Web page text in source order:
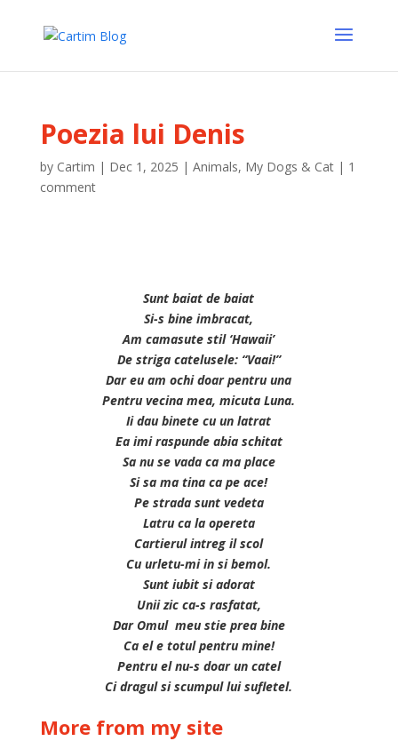
Poezia lui Denis
by Cartim | Dec 1, 2025 | Animals, My Dogs & Cat| 1
comment
Sunt baiat de baiat
Si-s bine imbracat,
Am camasute stil ‘Hawaii’
De striga catelusele: “Vaai!”
Dar eu am ochi doar pentru una
Pentru vecina mea, micuta Luna.
Ii dau binete cu un latrat
Ea imi raspunde abia schitat
Sa nu se vada ca ma place
Si sa ma tina ca pe ace!
Pe strada sunt vedeta
Latru ca la opereta
Cartierul intreg il scol
Cu urletu-mi in si bemol.
Sunt iubit si adorat
Unii zic ca-s rasfatat,
Dar Omul meu stie prea bine
Ca el e totul pentru mine!
Pentru el nu-s doar un catel
Ci dragul si scumpul lui sufletel.
More from my site